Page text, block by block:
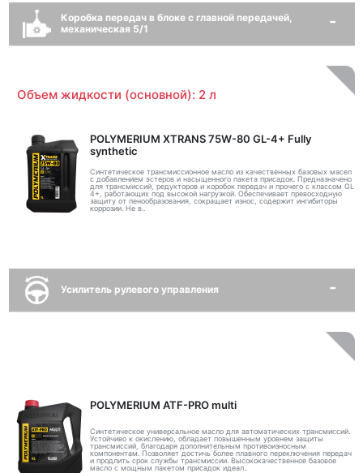
Коробка передач в блоке с главной передачей,
механическая 5/1
Объем жидкости (основной): 2 л
POLYMERIUM XTRANS 75W-80 GL-4+ Fully
synthetic
Синтетическое трансмиссионное масло из качественных базовых масел
с добавлением эстеров и насыщенного пакета присадок. Предназначено
для трансмиссий, редукторов и коробок передач и прочего с классом GL
4+, работающих под высокой нагрузкой. Обеспечивает превосходную
защиту от пенообразования, сокращает износ, содержит ингибиторы
коррозии. Не в..
Усилитель рулевого управления
POLYMERIUM ATF-PRO multi
Синтетическое универсальное масло для автоматических трансмиссий.
Устойчиво к окислению, обладает повышенным уровнем защиты
трансмиссий, благодаря дополнительным противоизносным
компонентам. Позволяет достичь более плавного переключения передач
и продлить срок службы трансмиссии. Высококачественное базовое
масло с мощным пакетом присадок идеал..